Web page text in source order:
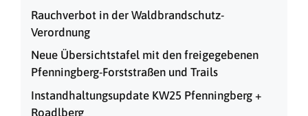
Rauchverbot in der Waldbrandschutz-
Verordnung
Neue Übersichtstafel mit den freigegebenen
Pfenningberg-Forststraßen und Trails
Instandhaltungsupdate KW25 Pfenningberg +
Roadlberg